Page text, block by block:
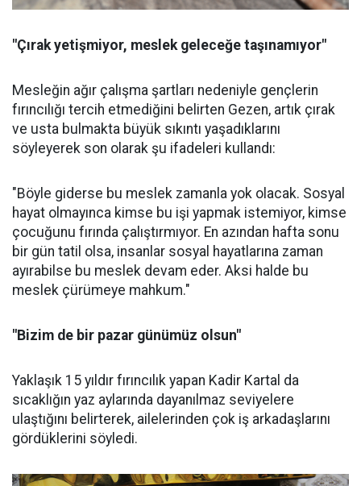
"Çırak yetişmiyor, meslek geleceğe taşınamıyor"
Mesleğin ağır çalışma şartları nedeniyle gençlerin
fırıncılığı tercih etmediğini belirten Gezen, artık çırak
ve usta bulmakta büyük sıkıntı yaşadıklarını
söyleyerek son olarak şu ifadeleri kullandı:
"Böyle giderse bu meslek zamanla yok olacak. Sosyal
hayat olmayınca kimse bu işi yapmak istemiyor, kimse
çocuğunu fırında çalıştırmıyor. En azından hafta sonu
bir gün tatil olsa, insanlar sosyal hayatlarına zaman
ayırabilse bu meslek devam eder. Aksi halde bu
meslek çürümeye mahkum."
"Bizim de bir pazar günümüz olsun"
Yaklaşık 15 yıldır fırıncılık yapan Kadir Kartal da
sıcaklığın yaz aylarında dayanılmaz seviyelere
ulaştığını belirterek, ailelerinden çok iş arkadaşlarını
gördüklerini söyledi.